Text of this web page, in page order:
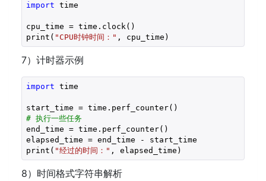
import time
cpu_time = time.clock()
print( "CPU时钟时间：" , cpu_time)
7）计时器示例
import time
# 执行一些任务
end_time = time.perf_counter()
elapsed_time = end_time - start_time
print( "经过的时间：" , elapsed_time)
8）时间格式字符串解析